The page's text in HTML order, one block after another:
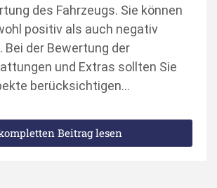
des Fahrzeugs. Sie können
positiv als auch negativ
Bei der Bewertung der
und Extras sollten Sie
berücksichtigen…
Beitrag lesen